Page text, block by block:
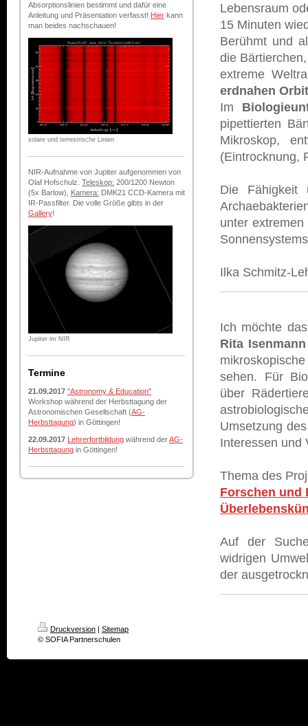
Absorptionslinien bestimmt und dafür eine
Anleitung und Präsentation verfasst! Hier kann
man beides nachschauen!
solare und terrestrische Linien
NIR-Aufnahme von Jupiter aufgenommen von
Olaf Hofschulz. Teleskop: 200/1200 Newton
(5x Barlow), Kamera: DMK21 CCD-Kamera mit
IR-Passfilter. Die volle Größe gibts in der
Gallery!
Jupiter im NIR
Termine
21.09.2017 "Astronomy & Education"
Workshop während der Herbsttagung der
Astronomischen Gesellschaft (AG-
Herbsttagung) in Göttingen!
22.09.2017 Lehrerfortbildung während derAG-
Herbsttagung in Göttingen!
Lebensraum
15 Minuten
Berühmt und
die
extreme
erdnahen Orbit
Im
pipettierten
Mikroskop,
(Eintrocknung,
Die Fähigkeit
unter
Ilka Schmitz-
Ich möchte
Rita Isenmann
sehen. Für
über
Umsetzung
Interessen und
Thema des
Forschen und
Auf der
widrigen
der
Druckversion | Sitemap
© SOFIA Partnerschulen